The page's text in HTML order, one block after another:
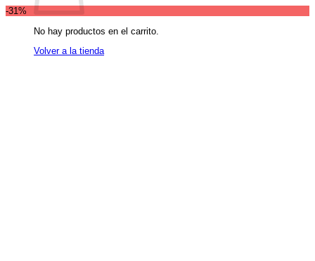
No hay productos en el carrito.
Volver a la tienda
-31%